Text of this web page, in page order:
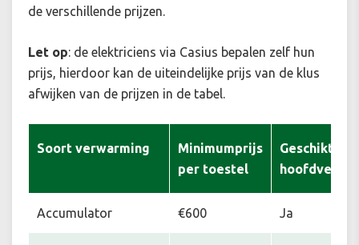
de verschillende prijzen.
Let op: de elektriciens via Casius bepalen zelf hun
prijs, hierdoor kan de uiteindelijke prijs van de klus
afwijken van de prijzen in de tabel.
Soort verwarming
Minimumprijs
per toestel
Geschikt als
Accumulator €600 Ja